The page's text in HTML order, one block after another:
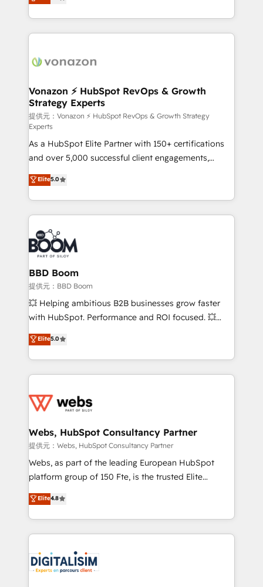
l'intégration CRM et le développement des revenus
auprès de vos comptes existants. En France et à
l'international, nous travaillons avec des ETI
delà d’une simple transformation digitale et des
➤ L’intégration de CRM et de méthodologie RevOps
pour aligner les équipes marketing, commerciales et
support client (data migration, synchronisation API,
audit et maintenance) ➤ La création de sites internet
de conversion qui transforment les visiteurs en
opportunités d'affaires ➤ La mise en place de
stratégies d'acquisition marketing (SEO, SEA,
inbound, automatisation marketing, ABM, IA,
emailing) Informations clés : - 10 ans d'expérience -
100+ intégrations CRM HubSpot réussies - 40
experts conseil - 150 certifications HubSpot
cumulées
Vonazon ⚡ HubSpot RevOps & Growth
Strategy Experts
提供元：Vonazon ⚡ HubSpot RevOps & Growth Strategy
Experts
As a HubSpot Elite Partner with 150+ certifications
and over 5,000 successful client engagements,
Vonazon turns marketing complexity into
measurable, scalable growth. From onboarding to
enterprise-grade campaigns, our in-house team
builds scalable strategies that drive long-term
revenue. ⚙️ HubSpot Integration & Optimization •
Seamless CRM, CMS, and automation setup •
Complex platform migrations and data cleanups •
Custom APIs and third-party integrations 📈 End-to-
End Revenue Acceleration • Lifecycle marketing and
pipeline growth programs • Sales enablement tools
and CRM optimization • Retention strategies with
Execution • 750+ onboardings and 2,000+
implementations • Deep expertise across marketing,
Elite5.0
BBD Boom
提供元：BBD Boom
💥 Helping ambitious B2B businesses grow faster
with HubSpot. Performance and ROI focused. 💥
BBD Boom is the HubSpot partner that can help you
to HubSpot Better. We work with your teams to
solve all your HubSpot challenges and improve user
adoption, sales process and marketing results.
the first time 🔧 Designing and optimising your
and build using HubSpot 🔌 Integrating HubSpot
with other systems 🎓 Training your teams to be
HubSpot pros 📊 Lead generation services using
HubSpot Why us? - SIX HubSpot Accreditations -
CRM, Solutions Architecture, Onboarding , Data
Migration, Custom Integration & Platform
team of 25+ experts Contact us today to help you
get more from your investment in HubSpot.
Elite5.0
Webs, HubSpot Consultancy Partner
提供元：Webs, HubSpot Consultancy Partner
Webs, as part of the leading European HubSpot
platform group of 150 Fte, is the trusted Elite
HubSpot CRM Partner offering you a roadmap on
maximizing EBITDA and achieving Commercial
Excellence. With our targeted processes, we
strengthen your digital transformation and minimize
Implementation partner, we provide expertise to
drive your business forward. Since 2015 we are fully
Elite4.8